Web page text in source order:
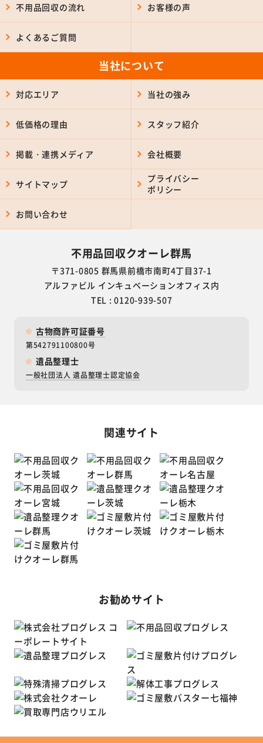
不用品回収の流れ お客様の声
よくあるご質問
当社について
対応エリア 当社の強み
低価格の理由 スタッフ紹介
掲載・連携メディア 会社概要
サイトマップ
プライバシー
ポリシー
お問い合わせ
不用品回収クオーレ群馬
〒371-0805 群馬県前橋市南町4丁目37-1
アルファビル インキュベーションオフィス内
TEL : 0120-939-507
古物商許可証番号
第542791100800号
遺品整理士
一般社団法人 遺品整理士認定協会
関連サイト
お勧めサイト